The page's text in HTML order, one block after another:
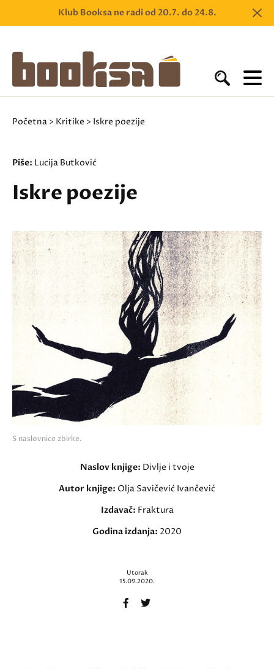
Klub Booksa ne radi od 20.7. do 24.8.
Početna > Kritike > Iskre poezije
Piše: Lucija Butković
Iskre poezije
S naslovnice zbirke.
Naslov knjige: Divlje i tvoje
Autor knjige: Olja Savičević Ivančević
Izdavač: Fraktura
Godina izdanja: 2020
Utorak
15.09.2020.